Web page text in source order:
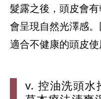
髮露之後，頭皮會
會呈現自然光澤感
適合不健康的頭皮使
v. 控油洗頭水